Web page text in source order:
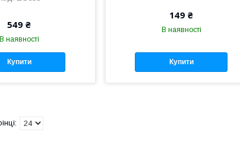
549 ₴
В наявності
Купити
149 ₴
В наявності
Купити